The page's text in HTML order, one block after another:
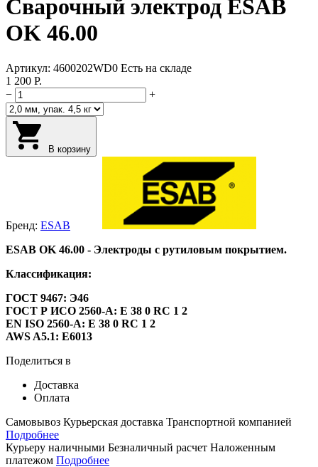
Сварочный электрод ESAB
OK 46.00
Артикул: 4600202WD0 Есть на складе
1 200 Р.
−
+
В корзину
Бренд: ESAB
ESAB OK 46.00 - Электроды с рутиловым покрытием.
Классификация:
ГОСТ 9467: Э46
ГОСТ Р ИСО 2560-A: E 38 0 RC 1 2
EN ISO 2560-A: E 38 0 RC 1 2
AWS A5.1: E6013
Поделиться в
Доставка
Оплата
Самовывоз Курьерская доставка Транспортной компанией
Подробнее
Курьеру наличными Безналичный расчет Наложенным
платежом Подробнее